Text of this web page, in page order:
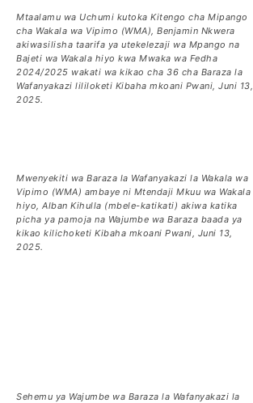
Mtaalamu wa Uchumi kutoka Kitengo cha Mipango
cha Wakala wa Vipimo (WMA), Benjamin Nkwera
akiwasilisha taarifa ya utekelezaji wa Mpango na
Bajeti wa Wakala hiyo kwa Mwaka wa Fedha
2024/2025 wakati wa kikao cha 36 cha Baraza la
Wafanyakazi lililoketi Kibaha mkoani Pwani, Juni 13,
2025.
Mwenyekiti wa Baraza la Wafanyakazi la Wakala wa
Vipimo (WMA) ambaye ni Mtendaji Mkuu wa Wakala
hiyo, Alban Kihulla (mbele-katikati) akiwa katika
picha ya pamoja na Wajumbe wa Baraza baada ya
kikao kilichoketi Kibaha mkoani Pwani, Juni 13,
2025.
Sehemu ya Wajumbe wa Baraza la Wafanyakazi la